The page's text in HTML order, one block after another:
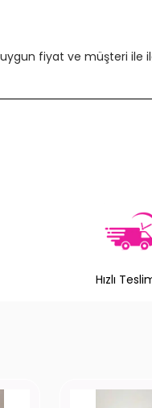
fiyat ve müşteri ile
Hızlı